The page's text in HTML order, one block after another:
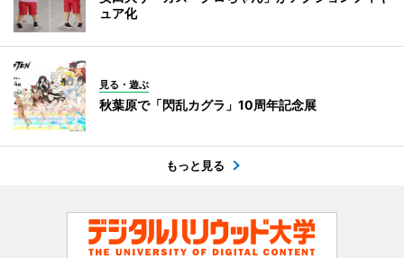
ュア化
見る・遊ぶ
秋葉原で「閃乱カグラ」10周年記念展
もっと見る